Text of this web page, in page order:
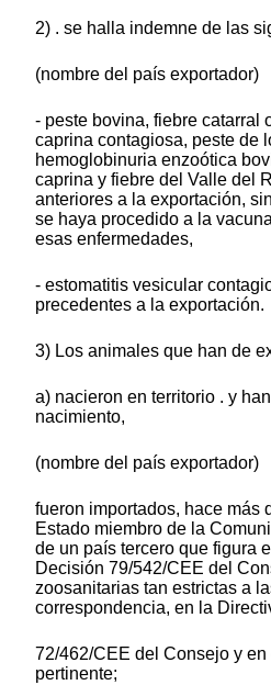
2) . se halla indemne de las
(nombre del país exportador)
- peste bovina, fiebre catarral
caprina contagiosa, peste de
hemoglobinuria enzoótica
caprina y fiebre del Valle del
anteriores a la exportación,
se haya procedido a la
esas enfermedades,
- estomatitis vesicular
precedentes a la exportación.
3) Los animales que han de
a) nacieron en territorio . y
nacimiento,
(nombre del país exportador)
fueron importados, hace más
Estado miembro de la
de un país tercero que figura
Decisión 79/542/CEE del
zoosanitarias tan estrictas a
correspondencia, en la
72/462/CEE del Consejo y
pertinente;